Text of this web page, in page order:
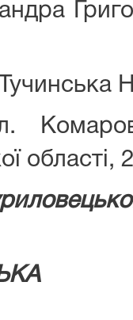
області,